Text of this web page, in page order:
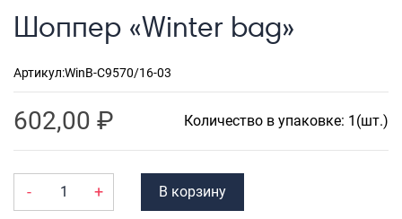
Рюкзаки детские
Рюкзаки на колесах
ШОППЕРЫ
Кейсы и планшеты
Кейсы
Шоппер «Winter bag»
Артикул:WinB-C9570/16-03
602,00 ₽ Количество в упаковке: 1(шт.)
- + В корзину